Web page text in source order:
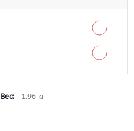
Вес:
1.96 кг